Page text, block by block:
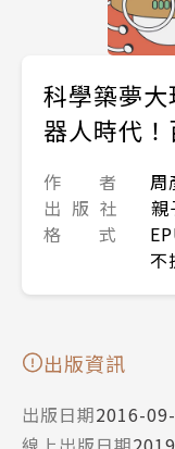
科學築夢
器人時代
作 者
周
出 版 社
親
格 式
不
出版資訊
出版日期2016-